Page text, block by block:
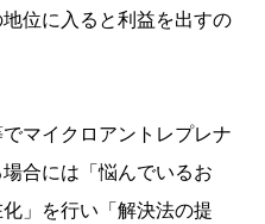
位に入ると利益を出すの
マイクロアントレプレナ
合には「悩んでいるお
」を行い「解決法の提